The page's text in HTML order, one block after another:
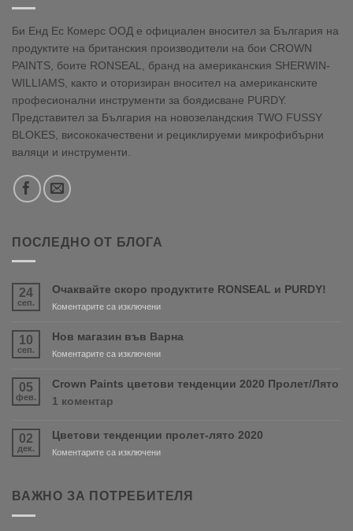
Би Енд Ес Комерс ООД е официален вносител за България на
продуктите на британския производители на бои CROWN
PAINTS, боите RONSEAL, бранд на американския SHERWIN-
WILLIAMS, както и оторизиран вносител на американските
професионални инструменти за боядисване PURDY.
Представител за България на новозеландския TWO FUSSY
BLOKES, висококачествени и рециклируеми микрофибърни
валяци и инструменти.
ПОСЛЕДНО ОТ БЛОГА
24
сеп.
Очаквайте скоро продуктите RONSEAL и PURDY!
Коментарите са изключениза
скоро
RONSEAL
PURDY!
10
сеп.
Нов магазин във Варна
Коментарите са изключениза
магазин
05
фев.
Crown Paints цветови тенденции 2020 Пролет/Лято
1 коментар
цветови
тенденции
Лято
02
дек.
Цветови тенденции пролет-лято 2020
Коментарите са изключениза
пролет-
ВАЖНО ЗА ПОТРЕБИТЕЛЯ